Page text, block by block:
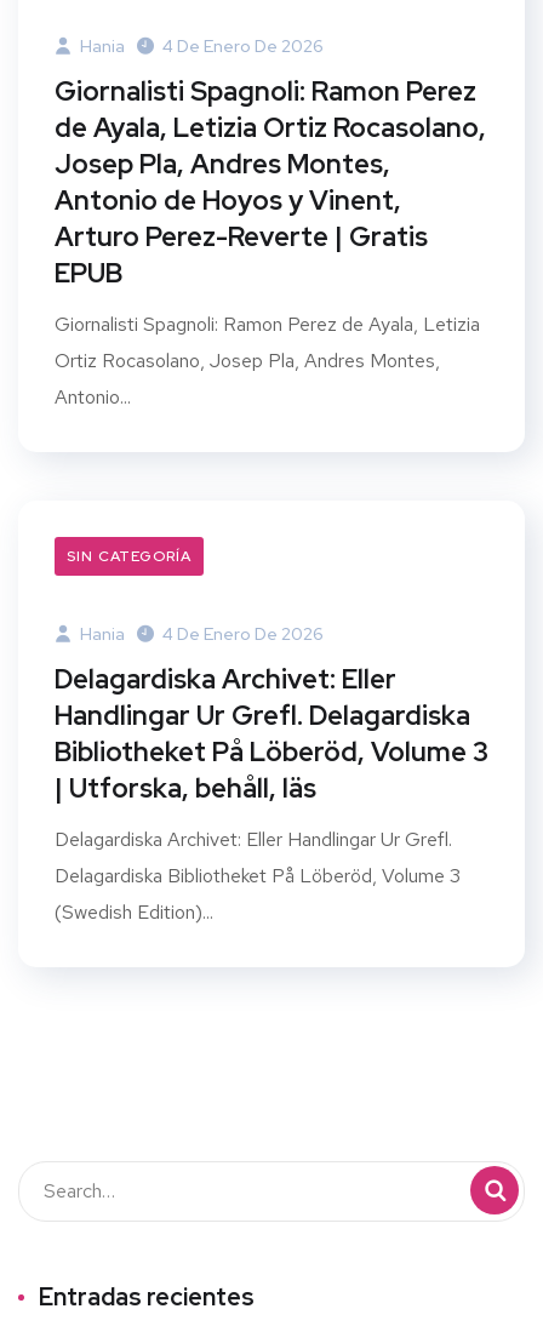
Hania 4 De Enero De 2026
Giornalisti Spagnoli: Ramon Perez
de Ayala, Letizia Ortiz Rocasolano,
Josep Pla, Andres Montes,
Antonio de Hoyos y Vinent,
Arturo Perez-Reverte | Gratis
EPUB
Giornalisti Spagnoli: Ramon Perez de Ayala, Letizia
Ortiz Rocasolano, Josep Pla, Andres Montes,
Antonio...
SIN CATEGORÍA
Hania 4 De Enero De 2026
Delagardiska Archivet: Eller
Handlingar Ur Grefl. Delagardiska
Bibliotheket På Löberöd, Volume 3
| Utforska, behåll, läs
Delagardiska Archivet: Eller Handlingar Ur Grefl.
Delagardiska Bibliotheket På Löberöd, Volume 3
(Swedish Edition)...
Entradas recientes